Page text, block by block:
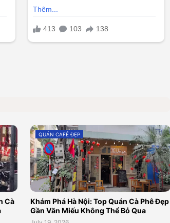
Cà
QUÁN CAFÉ ĐẸP
Khám Phá Hà Nội: Top Quán Cà Phê Đẹp
Gần Văn Miếu Không Thể Bỏ Qua